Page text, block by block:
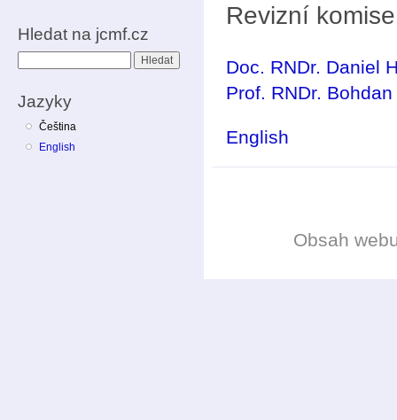
Hledat na jcmf.cz
Jazyky
Čeština
English
Revizní komise
Doc. RNDr. Daniel
Prof. RNDr.
English
Obsah